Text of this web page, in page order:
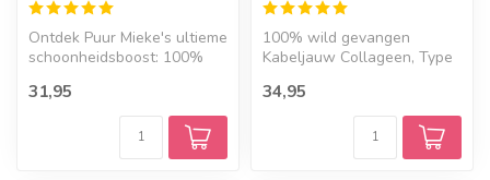
Ontdek Puur Mieke's ultieme
schoonheidsboost: 100%
poeder ...
31,95
100% wild gevangen
Kabeljauw Collageen, Type
Acerola en een...
34,95